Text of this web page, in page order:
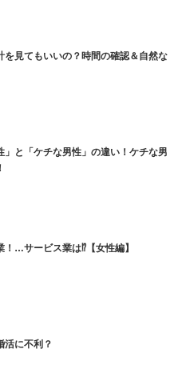
を見てもいいの？時間の確認＆自然な
」と「ケチな男性」の違い！ケチな男
！…サービス業は⁉【女性編】
活に不利？